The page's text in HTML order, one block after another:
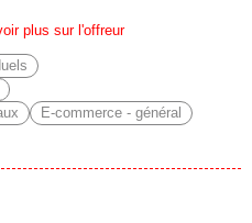
plus sur l'offreur
E-commerce - général